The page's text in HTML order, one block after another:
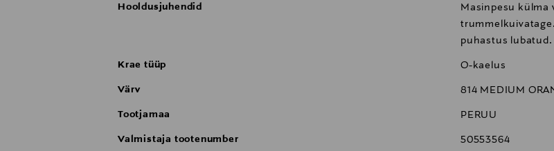
Hooldusjuhendid
Masinpesu külma
puhastus lubatud.
Krae tüüp O-kaelus
Värv 814 MEDIUM
Tootjamaa PERUU
Valmistaja tootenumber 50553564